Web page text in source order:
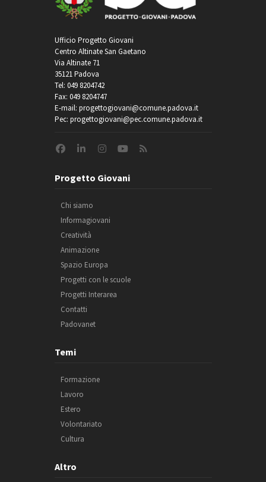
Ufficio Progetto Giovani
Centro Altinate San Gaetano
Via Altinate 71
35121 Padova
Tel: 049 8204742
Fax: 049 8204747
E-mail: progettogiovani@comune.padova.it
Pec: progettogiovani@pec.comune.padova.it
Progetto Giovani
Chi siamo
Informagiovani
Creatività
Animazione
Spazio Europa
Progetti con le scuole
Progetti Interarea
Contatti
Padovanet
Temi
Formazione
Lavoro
Estero
Volontariato
Cultura
Altro